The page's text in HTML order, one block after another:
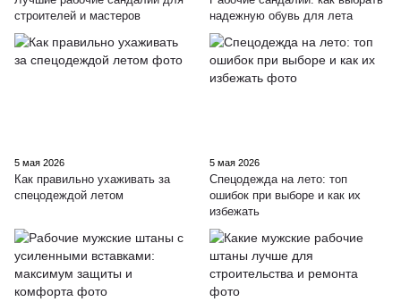
строителей и мастеров
надежную обувь для лета
5 мая 2026
Как правильно ухаживать за
спецодеждой летом
5 мая 2026
Спецодежда на лето: топ
ошибок при выборе и как их
избежать